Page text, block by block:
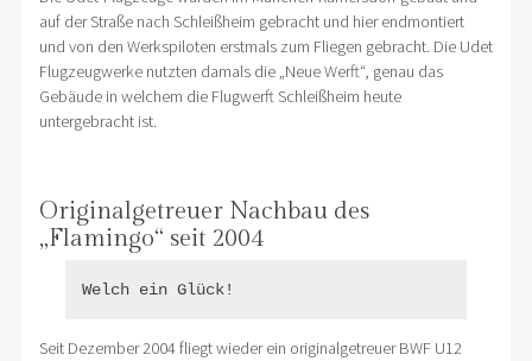
auf der Straße nach Schleißheim gebracht und hier endmontiert
und von den Werkspiloten erstmals zum Fliegen gebracht. Die Udet
Flugzeugwerke nutzten damals die „Neue Werft“, genau das
Gebäude in welchem die Flugwerft Schleißheim heute
untergebracht ist.
Originalgetreuer Nachbau des
„Flamingo“ seit 2004
Welch ein Glück!
Seit Dezember 2004 fliegt wieder ein originalgetreuer BWF U12